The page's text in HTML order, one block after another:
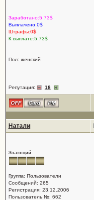
Заработано:5.73$
Выплачено:0$
Штрафы:0$
К выплате:5.73$
Пол: женский
Репутация: 18
Натали
Знающий
Группа: Пользователи
Сообщений: 265
Регистрация: 23.12.2006
Пользователь №: 662